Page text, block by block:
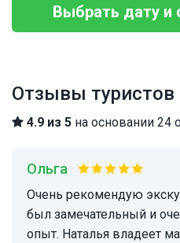
Выбрать дату и
Отзывы туристов
4.9 из 5 на основании 24
Ольга
Очень рекомендую экскурсии с Натальей — это
был замечательный и
опыт. Наталья владеет